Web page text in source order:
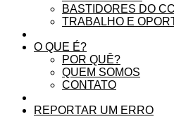
BASTIDORES DO
TRABALHO E
O QUE É?
POR QUÊ?
QUEM SOMOS
CONTATO
REPORTAR UM ERRO